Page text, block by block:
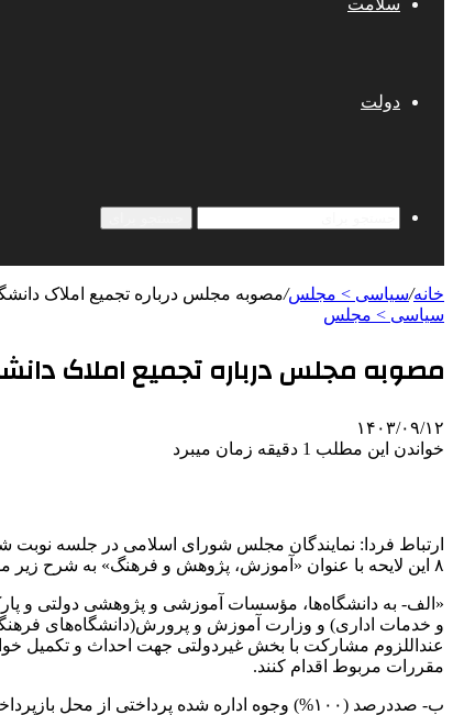
سلامت
دولت
خانه/سیاسی > مجلس/مصوبه مجلس درباره تجمیع املاک
سیاسی > مجلس
مصوبه مجلس درباره تجمیع املاک
۱۴۰۳/۰۹/۱۲
خواندن این مطلب 1 دقیقه زمان میبرد
۸ این لایحه با عنوان «آموزش، پژوهش و فرهنگ» به شرح زیر موافقت کردند:
«الف- به دانشگاه‌ها، مؤسسات آموزشی و پژوهشی دولتی و
و خدمات اداری) و وزارت آموزش و پرورش(دانشگاه‌های
عنداللزوم مشارکت با بخش غیردولتی جهت احداث و تکمیل
مقررات مربوط اقدام کنند.
ب- صددرصد (۱۰۰%) وجوه اداره‌ شده پرداختی از محل بازپرداخت وام‌های شهریه دانشجویی از سال ۱۳۸۵ تا سال ۱۴۰۳ به خزانه‌داری کل‌ کشور واریز می‌شود.»